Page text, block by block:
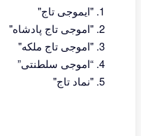
"ایموجی تاج"
"اموجی تاج پادشاه"
"اموجی تاج ملکه"
“اموجی سلطنتی”
"نماد تاج"